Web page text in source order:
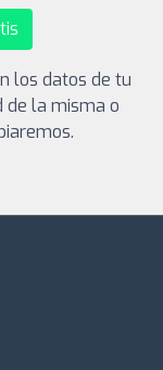
los datos de tu
de la misma o